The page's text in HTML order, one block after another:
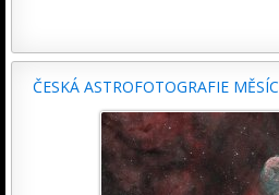
ČESKÁ ASTROFOTOGRAFIE